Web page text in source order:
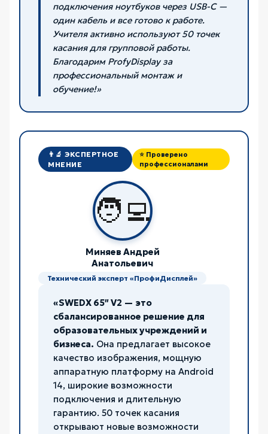
подключения ноутбуков через USB-C —
один кабель и все готово к работе.
Учителя активно используют 50 точек
касания для групповой работы.
Благодарим ProfyDisplay за
профессиональный монтаж и
обучение!»
👨‍🔬 ЭКСПЕРТНОЕ
МНЕНИЕ
⭐ Проверено
профессионалами
🧑‍💻
Миняев Андрей
Анатольевич
Технический эксперт «ПрофиДисплей»
«SWEDX 65″ V2 — это
сбалансированное решение для
образовательных учреждений и
бизнеса. Она предлагает высокое
качество изображения, мощную
аппаратную платформу на Android
14, широкие возможности
подключения и длительную
гарантию. 50 точек касания
открывают новые возможности